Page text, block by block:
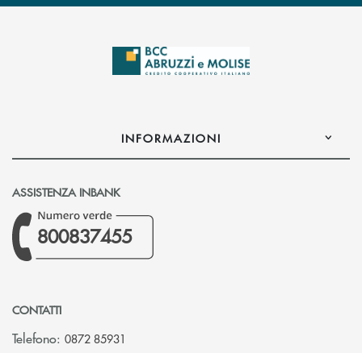
INFORMAZIONI
ASSISTENZA INBANK
800837455
CONTATTI
Telefono: 0872 85931